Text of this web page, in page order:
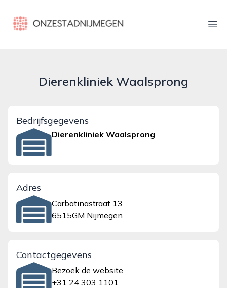
onzestadnijmegen.nl
Dierenkliniek Waalsprong
Bedrijfsgegevens
Dierenkliniek Waalsprong
Adres
Carbatinastraat 13
6515GM Nijmegen
Contactgegevens
Bezoek de website
+31 24 303 1101